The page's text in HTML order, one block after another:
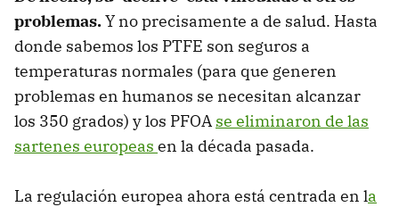
problemas.Y no precisamente a de salud. Hasta
donde sabemos los PTFE son seguros a
temperaturas normales (para que generen
problemas en humanos se necesitan alcanzar
los 350 grados) y los PFOA se eliminaron de las
sartenes europeas en la década pasada.
La regulación europea ahora está centrada en la